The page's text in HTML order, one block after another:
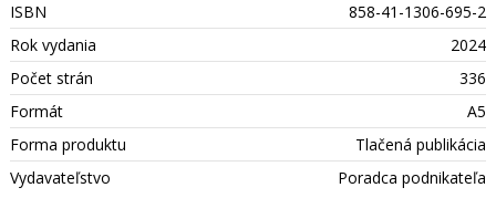
ISBN
858-41-1306-695-2
Rok vydania
2024
Počet strán
336
Formát
A5
Forma produktu
Tlačená publikácia
Vydavateľstvo
Poradca podnikateľa